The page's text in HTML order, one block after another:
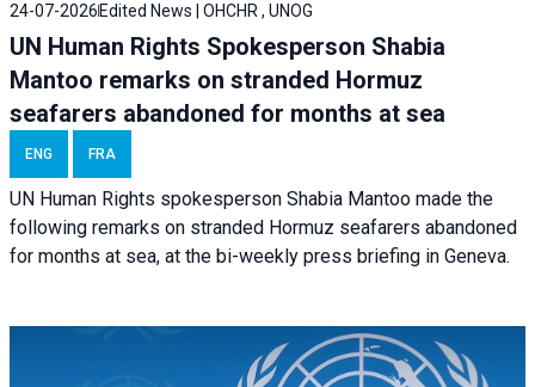
24-07-2026 Edited News | OHCHR , UNOG
UN Human Rights Spokesperson Shabia
Mantoo remarks on stranded Hormuz
seafarers abandoned for months at sea
ENG FRA
UN Human Rights spokesperson Shabia Mantoo made the
following remarks on stranded Hormuz seafarers abandoned
for months at sea, at the bi-weekly press briefing in Geneva.